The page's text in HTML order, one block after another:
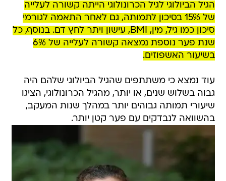
הגיל הביולוגי לגיל הכרונולוגי הייתה קשורה לעלייה
של 15% בסיכון לתמותה, גם לאחר התאמה לגורמי
סיכון כמו גיל, מין, BMI, עישון ויתר לחץ דם. בנוסף, כל
שנת פער נוספת נמצאה קשורה לעלייה של 6%
בשיעור האשפוזים.
עוד נמצא כי משתתפים שהגיל הביולוגי שלהם היה
גבוה בשלוש שנים, או יותר, מהגיל הכרונולוגי, הציגו
שיעורי תמותה גבוהים יותר במהלך שנות המעקב,
בהשוואה לנבדקים עם פער קטן יותר.